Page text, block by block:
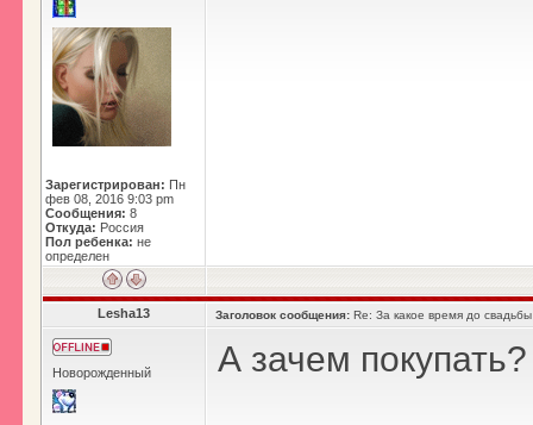
Зарегистрирован: Пн
фев 08, 2016 9:03 pm
Сообщения: 8
Откуда: Россия
Пол ребенка: не
определен
Lesha13 Заголовок сообщения: Re: За какое время до
Новорожденный А зачем